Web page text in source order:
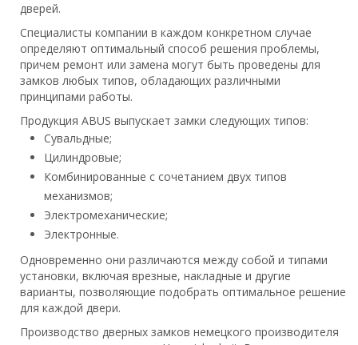
дверей.
Специалисты компании в каждом конкретном случае
определяют оптимальный способ решения проблемы,
причем ремонт или замена могут быть проведены для
замков любых типов, обладающих различными
принципами работы.
Продукция ABUS выпускает замки следующих типов:
Сувальдные;
Цилиндровые;
Комбинированные с сочетанием двух типов
механизмов;
Электромеханические;
Электронные.
Одновременно они различаются между собой и типами
установки, включая врезные, накладные и другие
варианты, позволяющие подобрать оптимальное решение
для каждой двери.
Производство дверных замков немецкого производителя